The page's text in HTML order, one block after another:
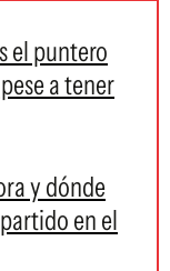
el puntero
a tener
y dónde
en el